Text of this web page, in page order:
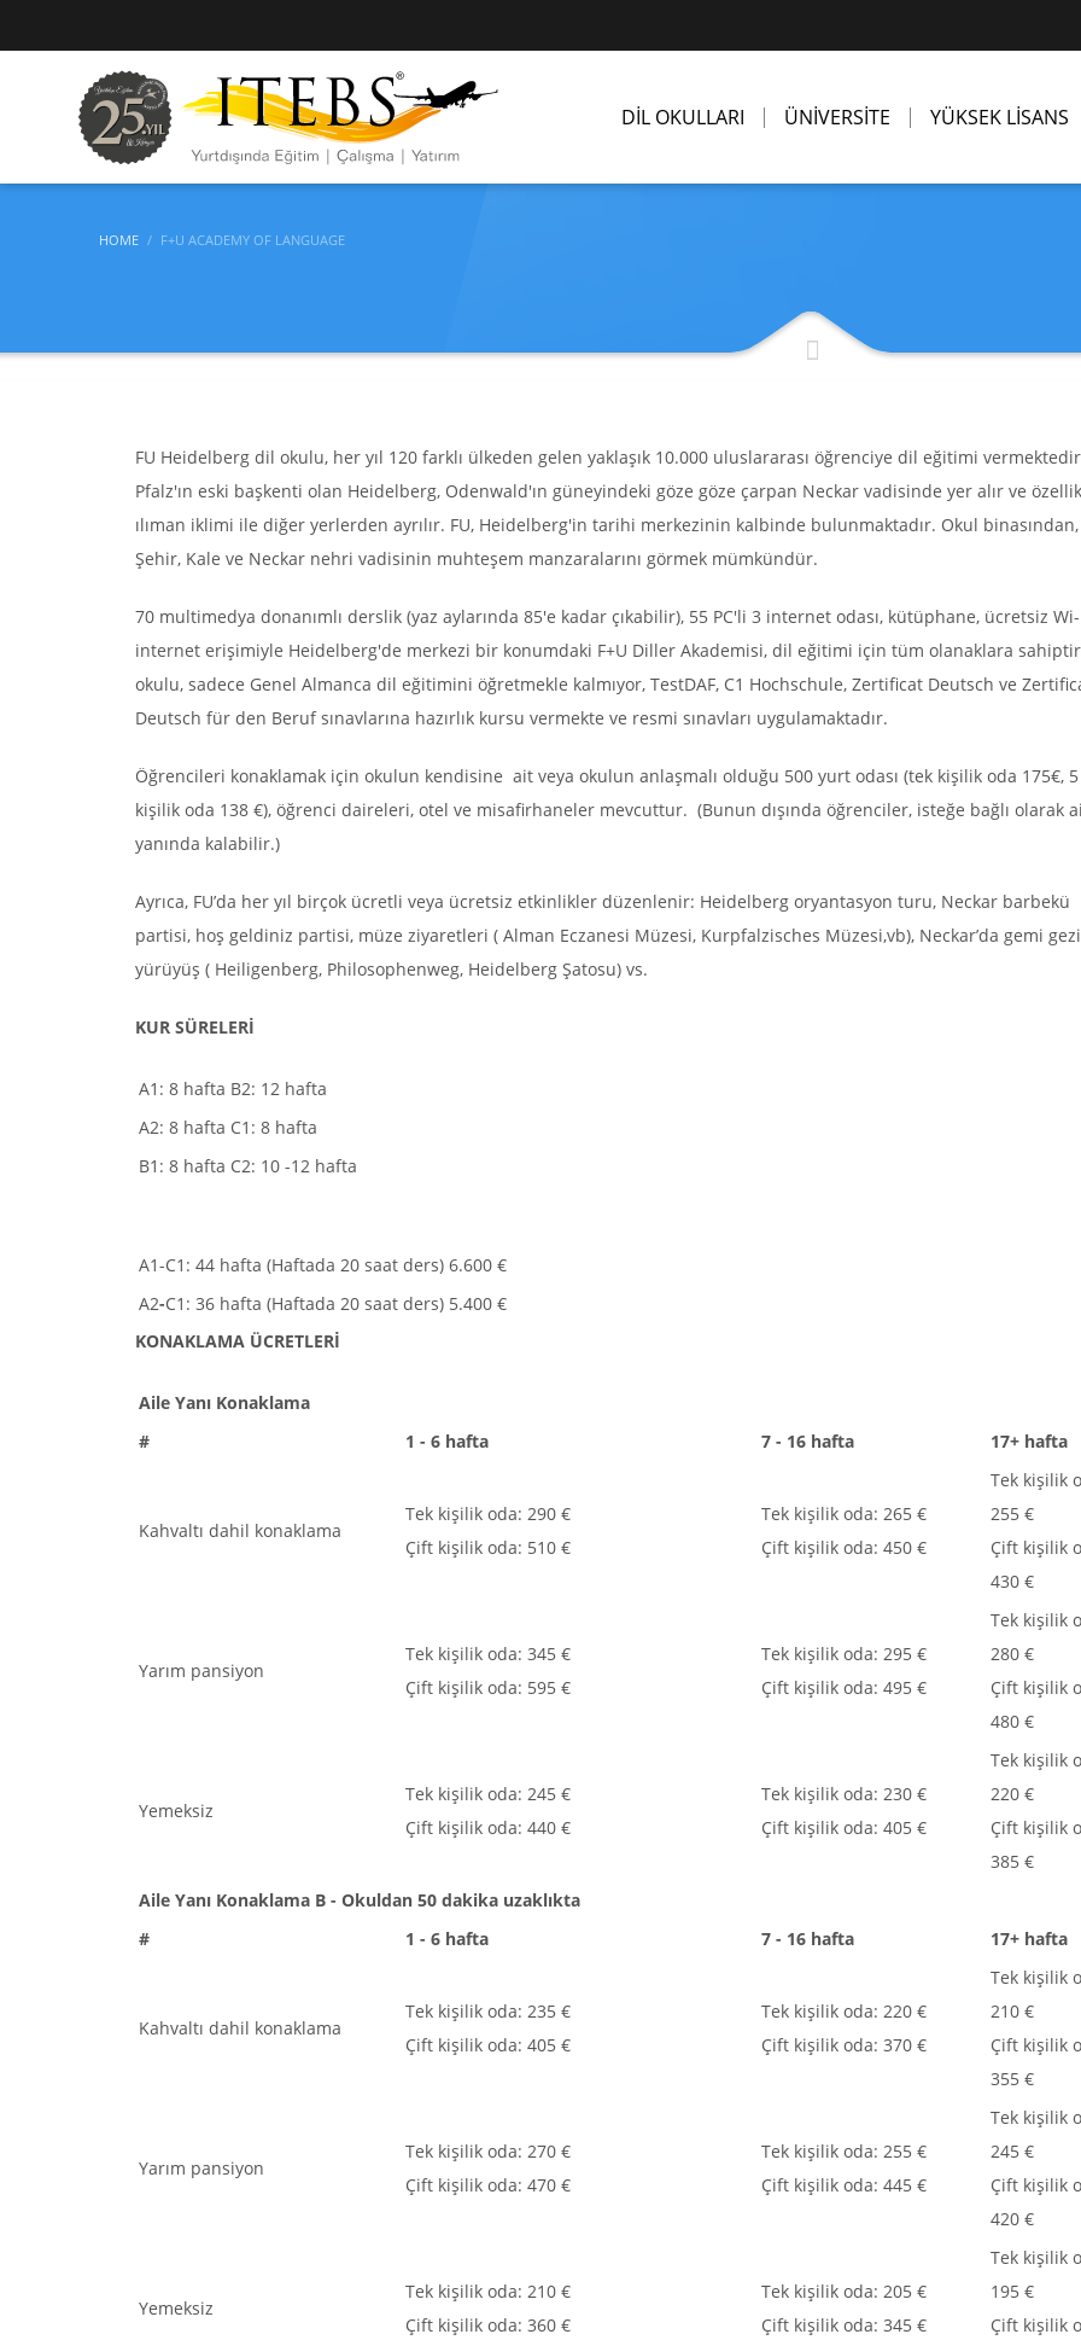
DİL OKULLARI ÜNİVERSİTE YÜKSEK LİSANS
HOME F+U ACADEMY OF LANGUAGE
FU Heidelberg dil okulu, her yıl 120 farklı ülkeden gelen yaklaşık 10.000 uluslararası öğrenciye dil eğitimi
Pfalz'ın eski başkenti olan Heidelberg, Odenwald'ın güneyindeki göze göze çarpan Neckar vadisinde yer alır ve
ılıman iklimi ile diğer yerlerden ayrılır. FU, Heidelberg'in tarihi merkezinin kalbinde bulunmaktadır. Okul binasından,
Şehir, Kale ve Neckar nehri vadisinin muhteşem manzaralarını görmek mümkündür.
70 multimedya donanımlı derslik (yaz aylarında 85'e kadar çıkabilir), 55 PC'li 3 internet odası, kütüphane, ücretsiz Wi-
internet erişimiyle Heidelberg'de merkezi bir konumdaki F+U Diller Akademisi, dil eğitimi için tüm olanaklara
okulu, sadece Genel Almanca dil eğitimini öğretmekle kalmıyor, TestDAF, C1 Hochschule, Zertificat Deutsch ve
Deutsch für den Beruf sınavlarına hazırlık kursu vermekte ve resmi sınavları uygulamaktadır.
Öğrencileri konaklamak için okulun kendisine ait veya okulun anlaşmalı olduğu 500 yurt odası (tek kişilik oda 175€, 5
kişilik oda 138 €), öğrenci daireleri, otel ve misafirhaneler mevcuttur. (Bunun dışında öğrenciler, isteğe bağlı olarak
yanında kalabilir.)
Ayrıca, FU’da her yıl birçok ücretli veya ücretsiz etkinlikler düzenlenir: Heidelberg oryantasyon turu, Neckar barbekü
partisi, hoş geldiniz partisi, müze ziyaretleri ( Alman Eczanesi Müzesi, Kurpfalzisches Müzesi,vb), Neckar’da gemi
yürüyüş ( Heiligenberg, Philosophenweg, Heidelberg Şatosu) vs.
KUR SÜRELERİ
A1: 8 hafta B2: 12 hafta
A2: 8 hafta C1: 8 hafta
B1: 8 hafta C2: 10 -12 hafta
A1-C1: 44 hafta (Haftada 20 saat ders) 6.600 €
A2-C1: 36 hafta (Haftada 20 saat ders) 5.400 €
KONAKLAMA ÜCRETLERİ
Aile Yanı Konaklama
#
1 - 6 hafta 7 - 16 hafta 17+ hafta
Kahvaltı dahil konaklama
Tek kişilik oda: 290 €
Çift kişilik oda: 510 €
Tek kişilik oda: 265 €
Çift kişilik oda: 450 €
Tek kişilik
255 €
Çift kişilik
430 €
Yarım pansiyon
Tek kişilik oda: 345 €
Çift kişilik oda: 595 €
Tek kişilik oda: 295 €
Çift kişilik oda: 495 €
Tek kişilik
280 €
Çift kişilik
480 €
Yemeksiz
Tek kişilik oda: 245 €
Çift kişilik oda: 440 €
Tek kişilik oda: 230 €
Çift kişilik oda: 405 €
Tek kişilik
220 €
Çift kişilik
385 €
Aile Yanı Konaklama B - Okuldan 50 dakika uzaklıkta
#
1 - 6 hafta 7 - 16 hafta 17+ hafta
Kahvaltı dahil konaklama
Tek kişilik oda: 235 €
Çift kişilik oda: 405 €
Tek kişilik oda: 220 €
Çift kişilik oda: 370 €
Tek kişilik
210 €
Çift kişilik
355 €
Yarım pansiyon
Tek kişilik oda: 270 €
Çift kişilik oda: 470 €
Tek kişilik oda: 255 €
Çift kişilik oda: 445 €
Tek kişilik
245 €
Çift kişilik
420 €
Yemeksiz
Tek kişilik oda: 210 €
Çift kişilik oda: 360 €
Tek kişilik oda: 205 €
Çift kişilik oda: 345 €
Tek kişilik
195 €
Çift kişilik